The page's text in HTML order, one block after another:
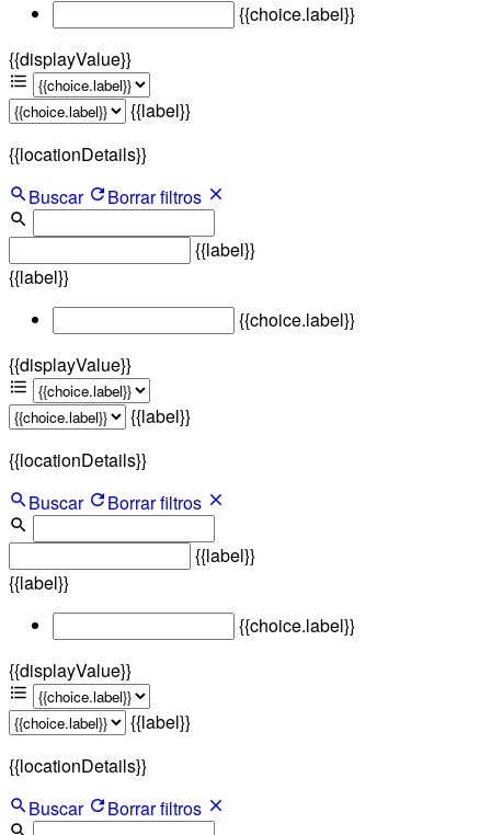
{{choice.label}}
{{displayValue}}
{{label}}
{{locationDetails}}
Buscar
Borrar filtros
{{label}}
{{label}}
{{choice.label}}
{{displayValue}}
{{label}}
{{locationDetails}}
Buscar
Borrar filtros
{{label}}
{{label}}
{{choice.label}}
{{displayValue}}
{{label}}
{{locationDetails}}
Buscar
Borrar filtros